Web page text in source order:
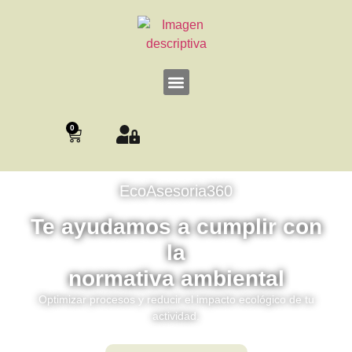
0
EcoAsesoria360
Te ayudamos a cumplir con
la
normativa ambiental
Optimizar procesos y reducir el impacto ecológico de tu
actividad.